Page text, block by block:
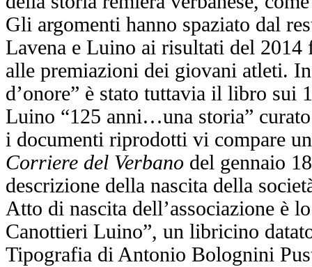
Gli argomenti hanno spaziato dal
Lavena e Luino ai risultati del
alle premiazioni dei giovani atleti.
d’onore” è stato tuttavia il libro sui
Luino “125 anni…una storia”
i documenti riprodotti vi compare
Corriere del Verbano del gennaio
descrizione della nascita della
Atto di nascita dell’associazione è
Canottieri Luino”, un libricino
Tipografia di Antonio Bolognini